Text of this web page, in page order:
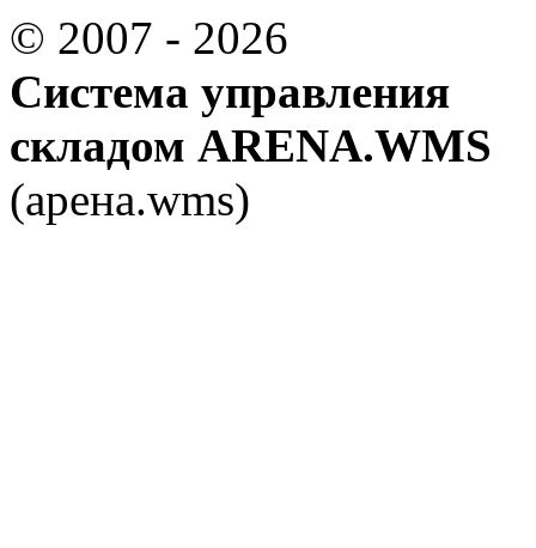
© 2007 - 2026
Система управления
складом ARENA.WMS
(арена.wms)